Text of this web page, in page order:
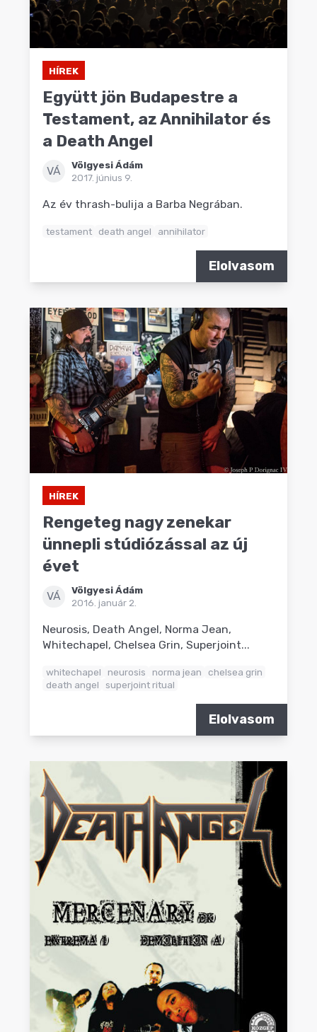
HÍREK
Együtt jön Budapestre a
Testament, az Annihilator és
a Death Angel
VÁ
Völgyesi Ádám
2017. június 9.
Az év thrash-bulija a Barba Negrában.
testament death angel annihilator
Elolvasom
HÍREK
Rengeteg nagy zenekar
ünnepli stúdiózással az új
évet
VÁ
Völgyesi Ádám
2016. január 2.
Neurosis, Death Angel, Norma Jean,
Whitechapel, Chelsea Grin, Superjoint...
whitechapel neurosis norma jean
chelsea grin
death angel
superjoint ritual
Elolvasom